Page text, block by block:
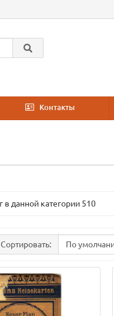
Контакты
в данной категории 510
Сортировать: